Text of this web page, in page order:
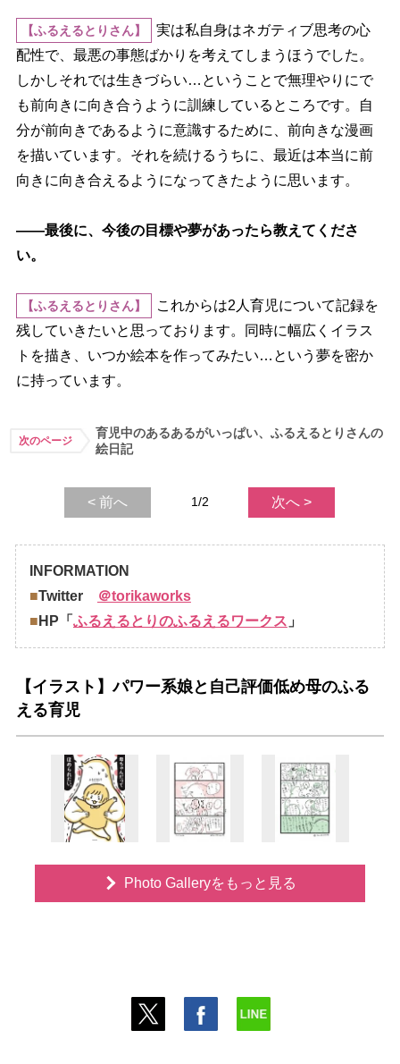
【ふるえるとりさん】
実は私自身はネガティブ思考の心
配性で、最悪の事態ばかりを考えてしまうほうでした。
しかしそれでは生きづらい…ということで無理やりにで
も前向きに向き合うように訓練しているところです。自
分が前向きであるように意識するために、前向きな漫画
を描いています。それを続けるうちに、最近は本当に前
向きに向き合えるようになってきたように思います。
――最後に、今後の目標や夢があったら教えてくださ
い。
【ふるえるとりさん】
これからは2人育児について記録を
残していきたいと思っております。同時に幅広くイラス
トを描き、いつか絵本を作ってみたい…という夢を密か
に持っています。
次のページ
育児中のあるあるがいっぱい、ふるえるとりさんの
絵日記
< 前へ 1/2 次へ >
INFORMATION
■Twitter
＠torikaworks
■ HP「 ふるえるとりのふるえるワークス 」
【イラスト】パワー系娘と自己評価低め母のふる
える育児
Photo Galleryをもっと見る